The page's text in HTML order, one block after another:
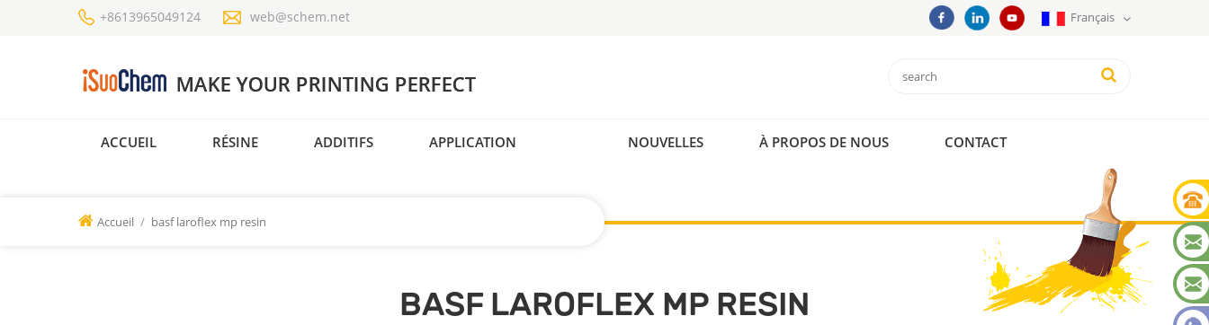
+8613965049124 web@schem.net Français
ACCUEIL RÉSINE ADDITIFS APPLICATION NOUVELLES À PROPOS DE NOUS CONTACT
Accueil / basf laroflex mp resin
BASF LAROFLEX MP RESIN